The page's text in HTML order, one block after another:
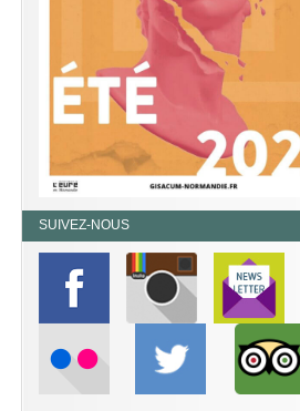
SUIVEZ-NOUS